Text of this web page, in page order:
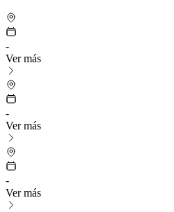
-
Ver más
-
Ver más
-
Ver más